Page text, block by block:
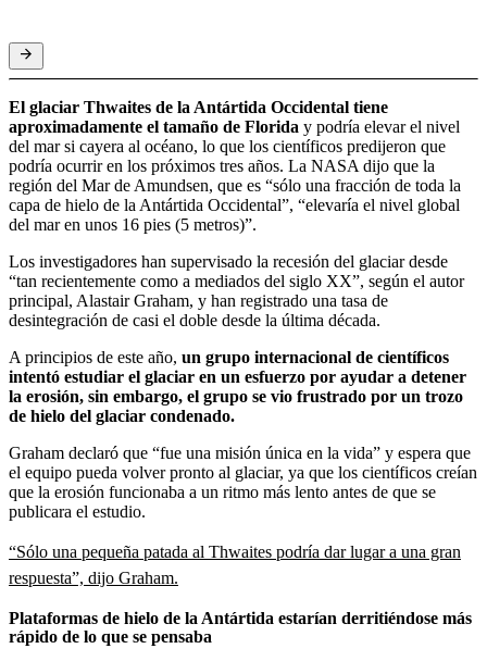
El glaciar Thwaites de la Antártida Occidental tiene
aproximadamente el tamaño de Florida y podría elevar el nivel
del mar si cayera al océano, lo que los científicos predijeron que
podría ocurrir en los próximos tres años. La NASA dijo que la
región del Mar de Amundsen, que es “sólo una fracción de toda la
capa de hielo de la Antártida Occidental”, “elevaría el nivel global
del mar en unos 16 pies (5 metros)”.
Los investigadores han supervisado la recesión del glaciar desde
“tan recientemente como a mediados del siglo XX”, según el autor
principal, Alastair Graham, y han registrado una tasa de
desintegración de casi el doble desde la última década.
A principios de este año, un grupo internacional de científicos
intentó estudiar el glaciar en un esfuerzo por ayudar a detener
la erosión, sin embargo, el grupo se vio frustrado por un trozo
de hielo del glaciar condenado.
Graham declaró que “fue una misión única en la vida” y espera que
el equipo pueda volver pronto al glaciar, ya que los científicos creían
que la erosión funcionaba a un ritmo más lento antes de que se
publicara el estudio.
“Sólo una pequeña patada al Thwaites podría dar lugar a una gran
respuesta”, dijo Graham.
Plataformas de hielo de la Antártida estarían derritiéndose más
rápido de lo que se pensaba